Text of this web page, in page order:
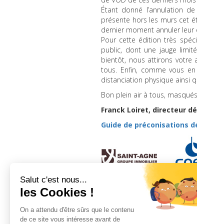
Étant donné l’annulation
présente hors les murs cet
dernier moment annuler
Pour cette édition très
public, dont une jauge
bientôt, nous attirons votre
tous. Enfin, comme vous
distanciation physique ainsi
Bon plein air à tous,
Franck Loiret, directeur
Guide de préconisations